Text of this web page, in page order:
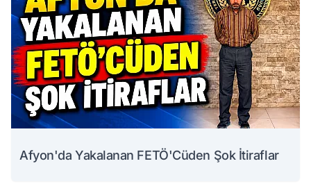
Afyon'da Yakalanan FETÖ'Cüden Şok İtiraflar